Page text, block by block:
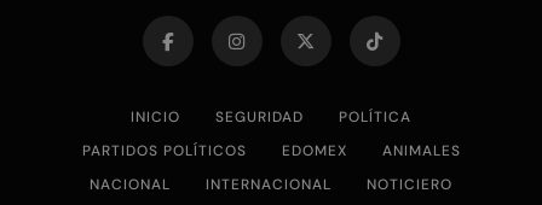
INICIO SEGURIDAD
POLÍTICA
PARTIDOS POLÍTICOS
EDOMEX
ANIMALES
NACIONAL
INTERNACIONAL NOTICIERO